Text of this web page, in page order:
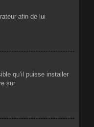
afin de lui
qu’il puisse installer
sur